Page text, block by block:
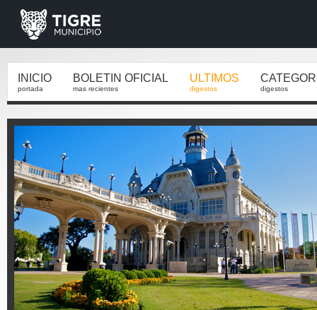
INICIO
portada
BOLETIN OFICIAL
mas recientes
ULTIMOS
digestos digestos